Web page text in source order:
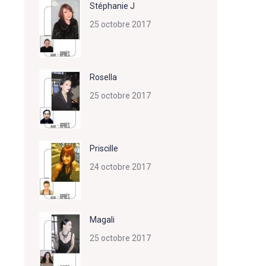
Stéphanie J
25 octobre 2017
Rosella
25 octobre 2017
Priscille
24 octobre 2017
Magali
25 octobre 2017